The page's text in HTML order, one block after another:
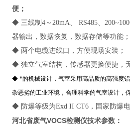
便；
◆ 三线制4～20mA、 RS485、
器输出，数据恢复，数据存储等功能；
◆ 两个电缆进线口，方便现场安装；
◆ 独立气室结构，传感器更换便捷，
◆ *的机械设计，气室采用高品质的高强度
杂恶劣的工业环境，合理科学的气室设计，
◆ 防爆等级为Exd II CT6，国家防爆电
河北省废气VOCS检测仪技术参数：